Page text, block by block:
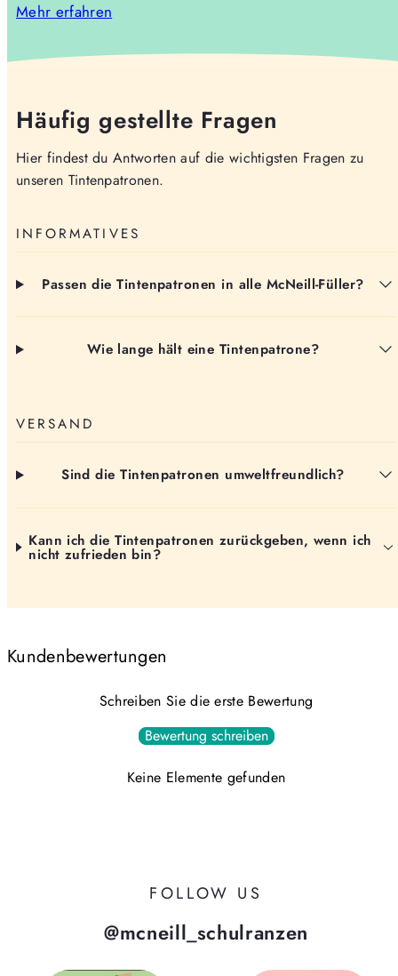
Mehr erfahren
Häufig gestellte Fragen
Hier findest du Antworten auf die wichtigsten Fragen zu
unseren Tintenpatronen.
INFORMATIVES
Passen die Tintenpatronen in alle McNeill-Füller?
Wie lange hält eine Tintenpatrone?
VERSAND
Sind die Tintenpatronen umweltfreundlich?
Kann ich die Tintenpatronen zurückgeben, wenn ich
nicht zufrieden bin?
Kundenbewertungen
Schreiben Sie die erste Bewertung
Bewertung schreiben
Keine Elemente gefunden
FOLLOW US
@mcneill_schulranzen